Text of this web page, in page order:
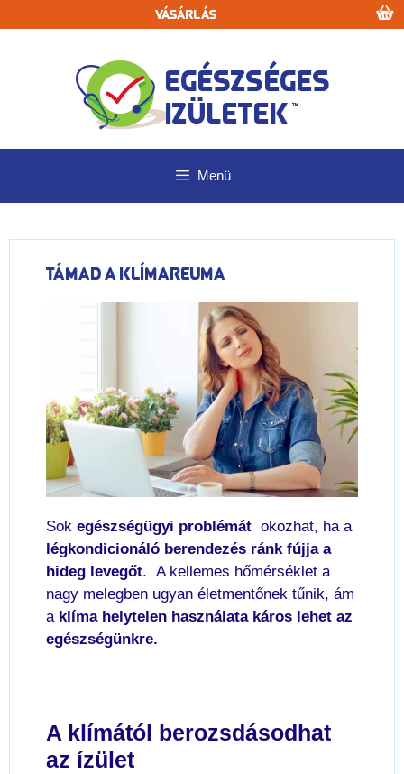
a
Vásárlás
Menü
Támad a klímareuma
Sok egészségügyi problémát okozhat, ha a
légkondicionáló berendezés ránk fújja a
hideg levegőt. A kellemes hőmérséklet a
nagy melegben ugyan életmentőnek tűnik, ám
a klíma helytelen használata káros lehet az
egészségünkre.
A klímától berozsdásodhat
az ízület